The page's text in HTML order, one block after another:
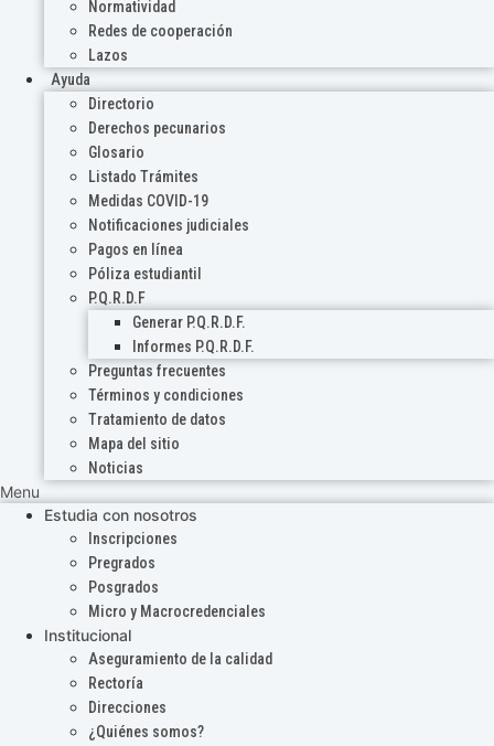
Normatividad
Redes de cooperación
Lazos
Ayuda
Directorio
Derechos pecunarios
Glosario
Listado Trámites
Medidas COVID-19
Notificaciones judiciales
Pagos en línea
Póliza estudiantil
P.Q.R.D.F
Generar P.Q.R.D.F.
Informes P.Q.R.D.F.
Preguntas frecuentes
Términos y condiciones
Tratamiento de datos
Mapa del sitio
Noticias
Menu
Estudia con nosotros
Inscripciones
Pregrados
Posgrados
Micro y Macrocredenciales
Institucional
Aseguramiento de la calidad
Rectoría
Direcciones
¿Quiénes somos?